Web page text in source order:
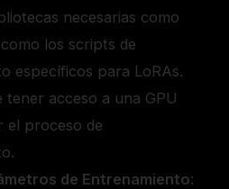
necesarias como
los scripts de
específicos para LoRAs.
tener acceso a una GPU
el proceso de
de Entrenamiento: